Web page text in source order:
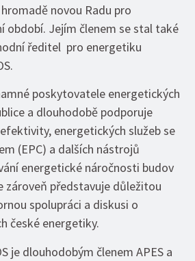
novou Radu pro
období. Jejím členem se stal také
ředitel pro energetiku
poskytovatele energetických
a dlouhodobě podporuje
energetických služeb se
(EPC) a dalších nástrojů
energetické náročnosti budov
zároveň představuje důležitou
spolupráci a diskusi o
české energetiky.
je dlouhodobým členem APES a